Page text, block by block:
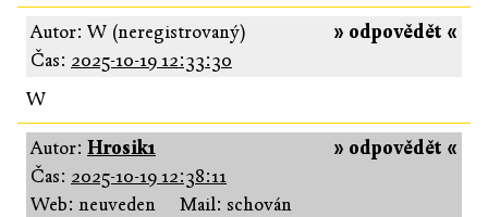
» odpovědět «
Autor: W (neregistrovaný)
Čas: 2025-10-19 12:33:30
W
» odpovědět «
Autor: Hrosik1
Čas: 2025-10-19 12:38:11
Web: neuveden
Mail: schován